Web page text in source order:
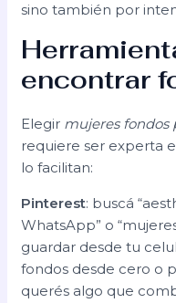
sino también por
encontrar
Elegir mujeres fondos
requiere ser experta
lo facilitan:
Pinterest: buscá
WhatsApp” o
guardar desde tu
fondos desde cero o
querés algo que